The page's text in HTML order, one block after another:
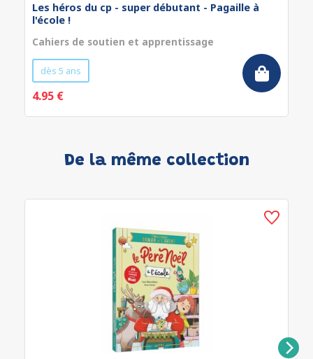
Les héros du cp - super débutant - Pagaille à
l'école !
Cahiers de soutien et apprentissage
dès 5 ans
4.95 €
De la même collection